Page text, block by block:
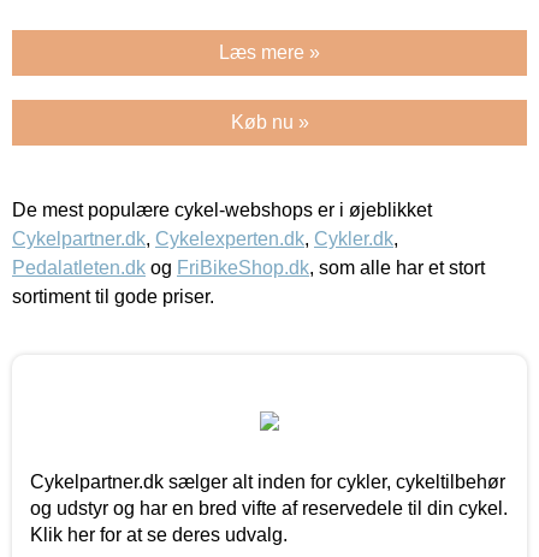
Læs mere »
Køb nu »
De mest populære cykel-webshops er i øjeblikket
Cykelpartner.dk, Cykelexperten.dk, Cykler.dk,
Pedalatleten.dk og FriBikeShop.dk, som alle har et stort
sortiment til gode priser.
Cykelpartner.dk sælger alt inden for cykler, cykeltilbehør
og udstyr og har en bred vifte af reservedele til din cykel.
Klik her for at se deres udvalg.